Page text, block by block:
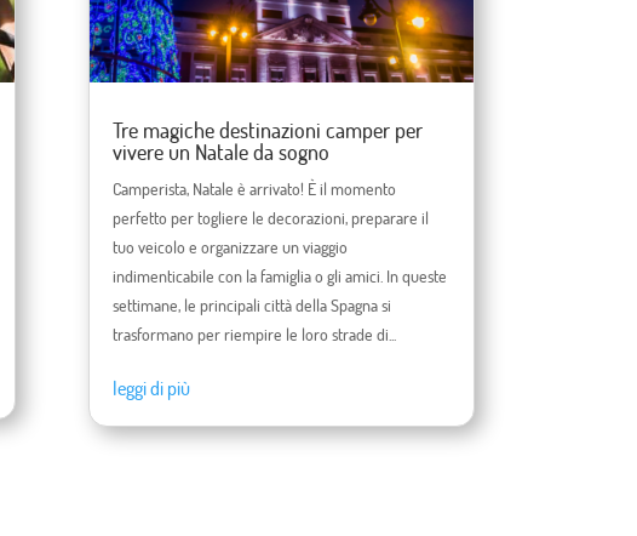
Tre magiche destinazioni camper per
vivere un Natale da sogno
Camperista, Natale è arrivato! È il momento
perfetto per togliere le decorazioni, preparare il
tuo veicolo e organizzare un viaggio
indimenticabile con la famiglia o gli amici. In queste
settimane, le principali città della Spagna si
trasformano per riempire le loro strade di...
leggi di più